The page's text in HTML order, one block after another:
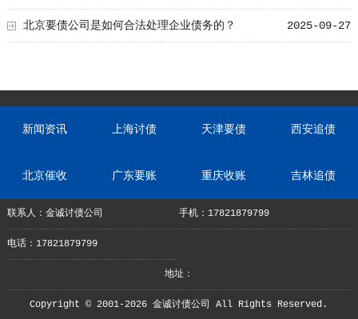
2025-09-27
北京要债公司是如何合法处理企业债务的？
新闻资讯 上海讨债 天津要债 西安追债
北京催收 广东要账 重庆收账 吉林追债
联系人：金诚讨债公司 手机：17821879799
电话：17821879799
地址：
Copyright © 2001-2026 金诚讨债公司 All Rights Reserved.